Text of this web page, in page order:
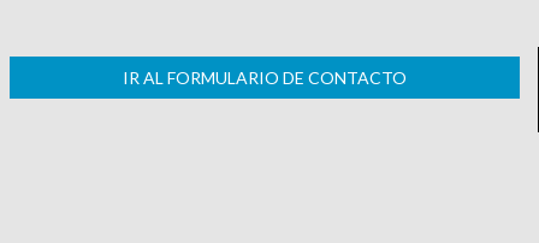
IR AL FORMULARIO DE CONTACTO